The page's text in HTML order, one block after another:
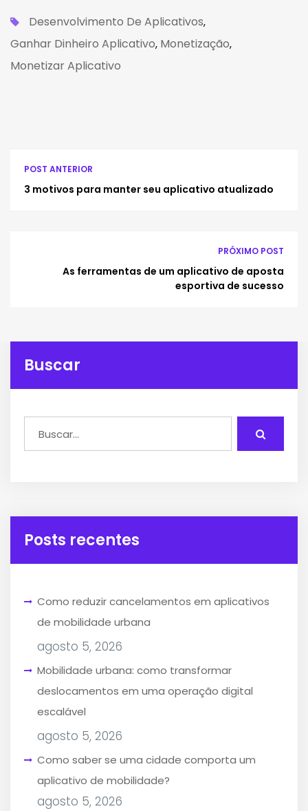
Desenvolvimento De Aplicativos,
Ganhar Dinheiro Aplicativo, Monetização,
Monetizar Aplicativo
POST ANTERIOR
3 motivos para manter seu aplicativo atualizado
PRÓXIMO POST
As ferramentas de um aplicativo de aposta
esportiva de sucesso
Buscar
Posts recentes
Como reduzir cancelamentos em aplicativos
de mobilidade urbana
agosto 5, 2026
Mobilidade urbana: como transformar
deslocamentos em uma operação digital
escalável
agosto 5, 2026
Como saber se uma cidade comporta um
aplicativo de mobilidade?
agosto 5, 2026